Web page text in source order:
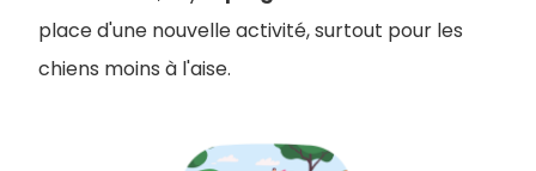
place d'une nouvelle activité, surtout pour les
chiens moins à l'aise.